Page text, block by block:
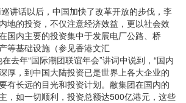
话以后，中国加快了改革开放的步伐，李
地的投资，不仅注意经济效益，更以社会效
国内主要的投资集中于发展电厂公路、桥
等基础设施（参见香港文汇
去年“国际潮团联谊年会”讲词中说到，“国内
厚，到中国大陆投资已是世界上各大企业的
有长远的目光和投资计划。敝集团在国内的
，如一切顺利，投资总额达500亿港元，这些